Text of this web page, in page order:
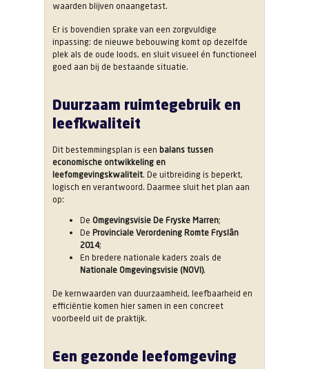
waarden blijven onaangetast.
Er is bovendien sprake van een zorgvuldige
inpassing: de nieuwe bebouwing komt op dezelfde
plek als de oude loods, en sluit visueel én functioneel
goed aan bij de bestaande situatie.
Duurzaam ruimtegebruik en
leefkwaliteit
Dit bestemmingsplan is een balans tussen
economische ontwikkeling en
leefomgevingskwaliteit. De uitbreiding is beperkt,
logisch en verantwoord. Daarmee sluit het plan aan
op:
De Omgevingsvisie De Fryske Marren;
De Provinciale Verordening Romte Fryslân
2014;
En bredere nationale kaders zoals de
Nationale Omgevingsvisie (NOVI).
De kernwaarden van duurzaamheid, leefbaarheid en
efficiëntie komen hier samen in een concreet
voorbeeld uit de praktijk.
Een gezonde leefomgeving